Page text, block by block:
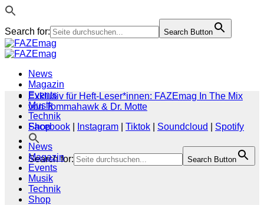
Search for: Search Button
Zum
Inhalt
News
Magazin
Events
Musik
Technik
Shop
Search for: Search Button
Exklusiv für Heft-Leser*innen: FAZEmag In The Mix
von Tommahawk & Dr. Motte
Facebook
Instagram Tiktok Soundcloud
Spotify
News
Magazin
Events
Musik
Technik
Shop